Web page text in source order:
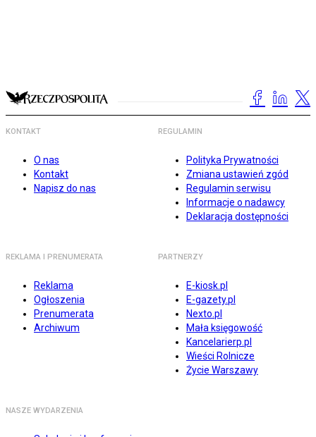
KONTAKT
O nas
Kontakt
Napisz do nas
REGULAMIN
Polityka Prywatności
Zmiana ustawień zgód
Regulamin serwisu
Informacje o nadawcy
Deklaracja dostępności
REKLAMA I PRENUMERATA
Reklama
Ogłoszenia
Prenumerata
Archiwum
PARTNERZY
E-kiosk.pl
E-gazety.pl
Nexto.pl
Mała księgowość
Kancelarierp.pl
Wieści Rolnicze
Życie Warszawy
NASZE WYDARZENIA